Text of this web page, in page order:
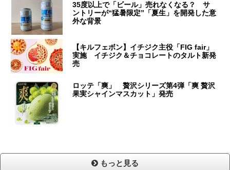
35度以上で「ビール」売れなくなる？ サ
ントリーが“猛暑限定”「夏生」を開発した意
外な背景
【キルフェボン】イチジク主役「FIG fair」
実施 イチジク＆チョコレートのタルト新発
売
ロッテ「爽」 贅沢シリーズ第4弾「爽 贅沢
果実シャインマスカット」発売
もっと見る